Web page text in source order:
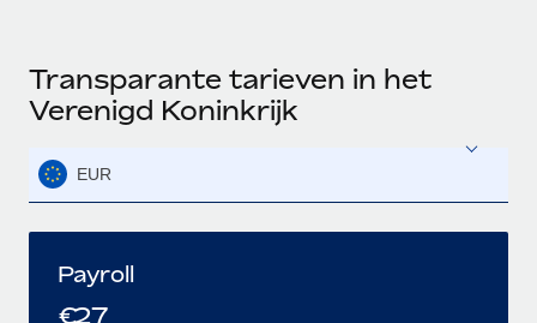
Transparante tarieven in het
Verenigd Koninkrijk
EUR
Payroll
€27